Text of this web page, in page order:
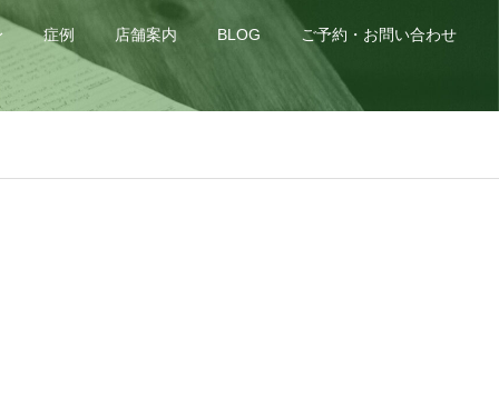
症例 店舗案内 BLOG ご予約・お問い合わせ